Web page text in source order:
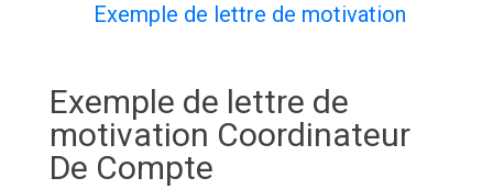
Exemple de lettre de motivation
Exemple de lettre de
motivation Coordinateur
De Compte